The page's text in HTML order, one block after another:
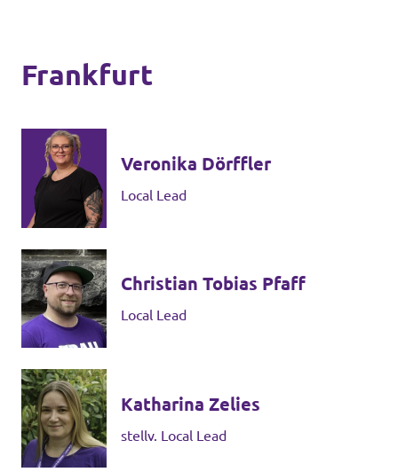
Frankfurt
Veronika Dörffler
Local Lead
Christian Tobias Pfaff
Local Lead
Katharina Zelies
stellv. Local Lead